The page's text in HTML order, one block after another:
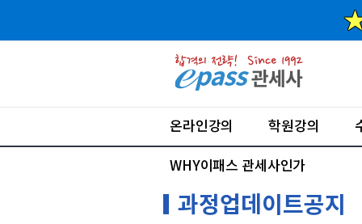
온라인강의 학원강의
WHY이패스 관세사인가
과정업데이트공지